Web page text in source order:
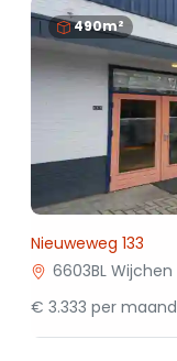
490m²
Nieuweweg 133
6603BL Wijchen
€ 3.333 per maand